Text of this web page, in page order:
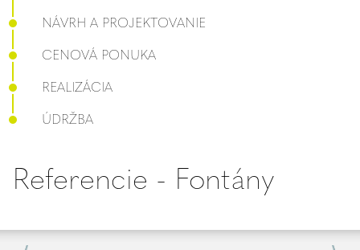
NÁVRH A PROJEKTOVANIE
CENOVÁ PONUKA
REALIZÁCIA
ÚDRŽBA
Referencie - Fontány